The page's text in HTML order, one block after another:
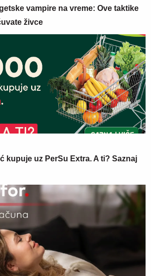
vampire na vreme: Ove taktike
živce
kupuje uz PerSu Extra. A ti? Saznaj